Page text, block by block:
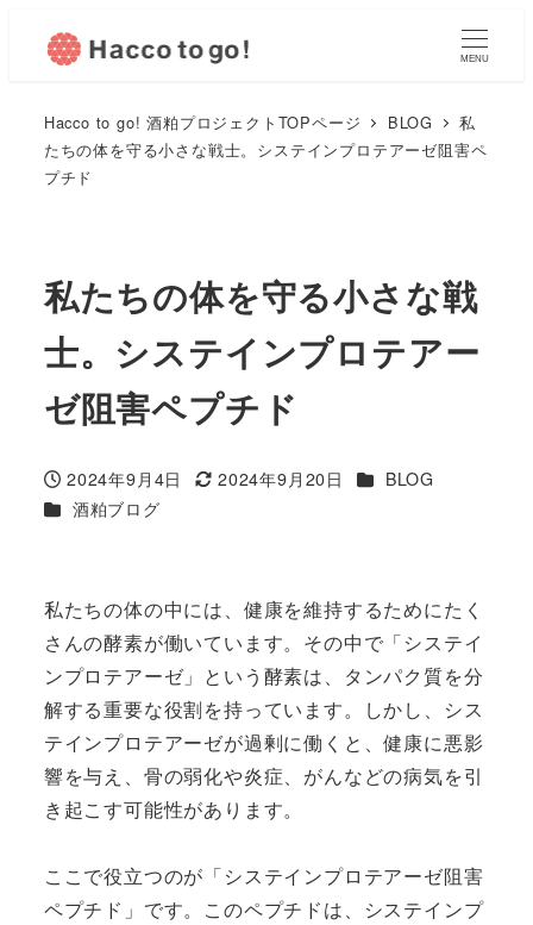
MENU
Hacco to go! 酒粕プロジェクトTOPページ BLOG
私
たちの体を守る小さな戦士。システインプロテアーゼ阻害ペ
プチド
私たちの体を守る小さな戦
士。システインプロテアー
ゼ阻害ペプチド
投稿日
2024年9月4日
更新日
2024年9月20日 カテゴリー
BLOG
カテゴリー
酒粕ブログ
私たちの体の中には、健康を維持するためにたく
さんの酵素が働いています。その中で「システイ
ンプロテアーゼ」という酵素は、タンパク質を分
解する重要な役割を持っています。しかし、シス
テインプロテアーゼが過剰に働くと、健康に悪影
響を与え、骨の弱化や炎症、がんなどの病気を引
き起こす可能性があります。
ここで役立つのが「システインプロテアーゼ阻害
ペプチド」です。このペプチドは、システインプ